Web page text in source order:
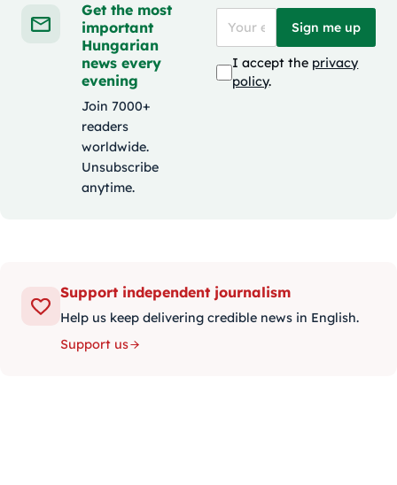
Get the most
important
Hungarian
news every
evening
Join 7000+
readers
worldwide.
Unsubscribe
anytime.
Sign me up
I accept the privacy
policy.
Support independent journalism
Help us keep delivering credible news in English.
Support us